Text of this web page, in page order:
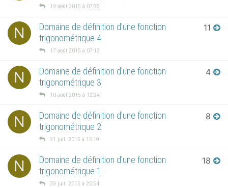
19 août 2015 à 07:35
N
Domaine de définition d'une fonction
trigonométrique 4
17 août 2015 à 07:12
11
N
Domaine de définition d'une fonction
trigonométrique 3
10 août 2015 à 12:24
4
N
Domaine de définition d'une fonction
trigonométrique 2
31 juil. 2015 à 15:19
8
N
Domaine de définition d'une fonction
trigonométrique 1
29 juil. 2015 à 20:54
18